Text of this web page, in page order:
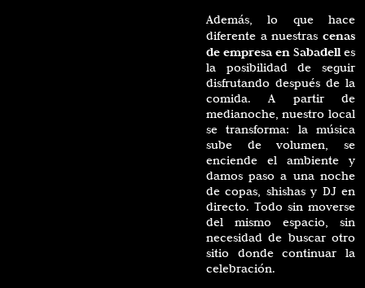
Además, lo que hace
diferente a nuestras cenas
de empresa en Sabadelles
la posibilidad de seguir
disfrutando después de la
comida. A partir de
medianoche, nuestro local
se transforma: la música
sube de volumen, se
enciende el ambiente y
damos paso a una noche
de copas, shishas y DJ en
directo. Todo sin moverse
del mismo espacio, sin
necesidad de buscar otro
sitio donde continuar la
celebración.